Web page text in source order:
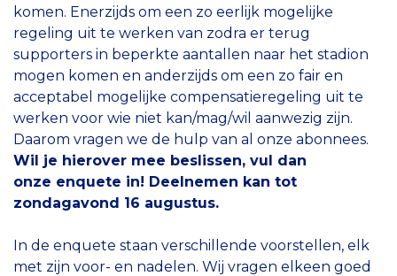
komen. Enerzijds om een zo eerlijk mogelijke
regeling uit te werken van zodra er terug
supporters in beperkte aantallen naar het stadion
mogen komen en anderzijds om een zo fair en
acceptabel mogelijke compensatieregeling uit te
werken voor wie niet kan/mag/wil aanwezig zijn.
Daarom vragen we de hulp van al onze abonnees.
Wil je hierover mee beslissen, vul dan
onze enquete in! Deelnemen kan tot
zondagavond 16 augustus.
In de enquete staan verschillende voorstellen, elk
met zijn voor- en nadelen. Wij vragen elkeen goed